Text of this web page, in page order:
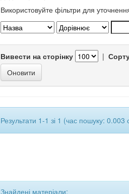
Використовуйте фільтри для
Вивести на сторінку |
Результати 1-1 зі 1 (час пошуку: 0.003
Знайдені матеріали: